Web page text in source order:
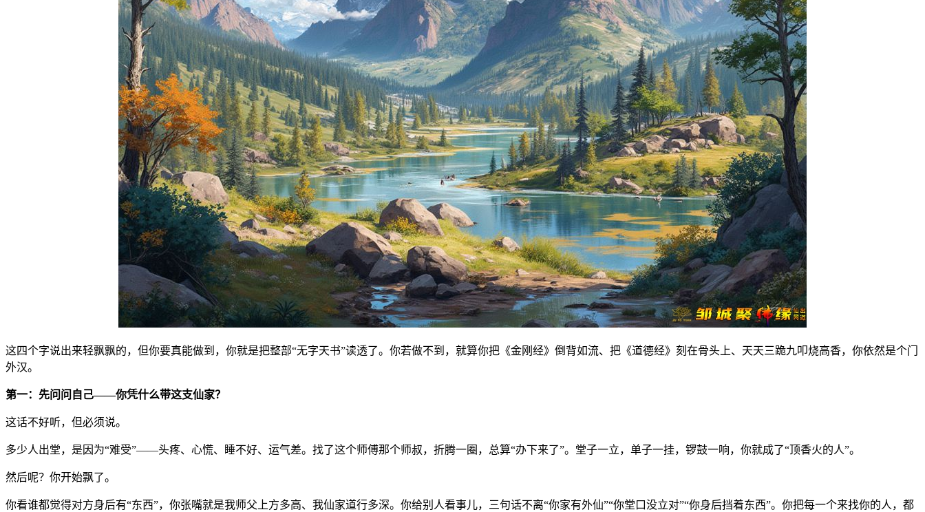
这四个字说出来轻飘飘的，但你要真能做到，你就是把整部“无字天书”读透了。你若做不到，就算你把《金刚经》倒背如流、把《道德经》刻在骨头上、天天三跪九叩烧高香，你依然是个门
外汉。
第一：先问问自己——你凭什么带这支仙家？
这话不好听，但必须说。
多少人出堂，是因为“难受”——头疼、心慌、睡不好、运气差。找了这个师傅那个师叔，折腾一圈，总算“办下来了”。堂子一立，单子一挂，锣鼓一响，你就成了“顶香火的人”。
然后呢？你开始飘了。
你看谁都觉得对方身后有“东西”，你张嘴就是我师父上方多高、我仙家道行多深。你给别人看事儿，三句话不离“你家有外仙”“你堂口没立对”“你身后挡着东西”。你把每一个来找你的人，都